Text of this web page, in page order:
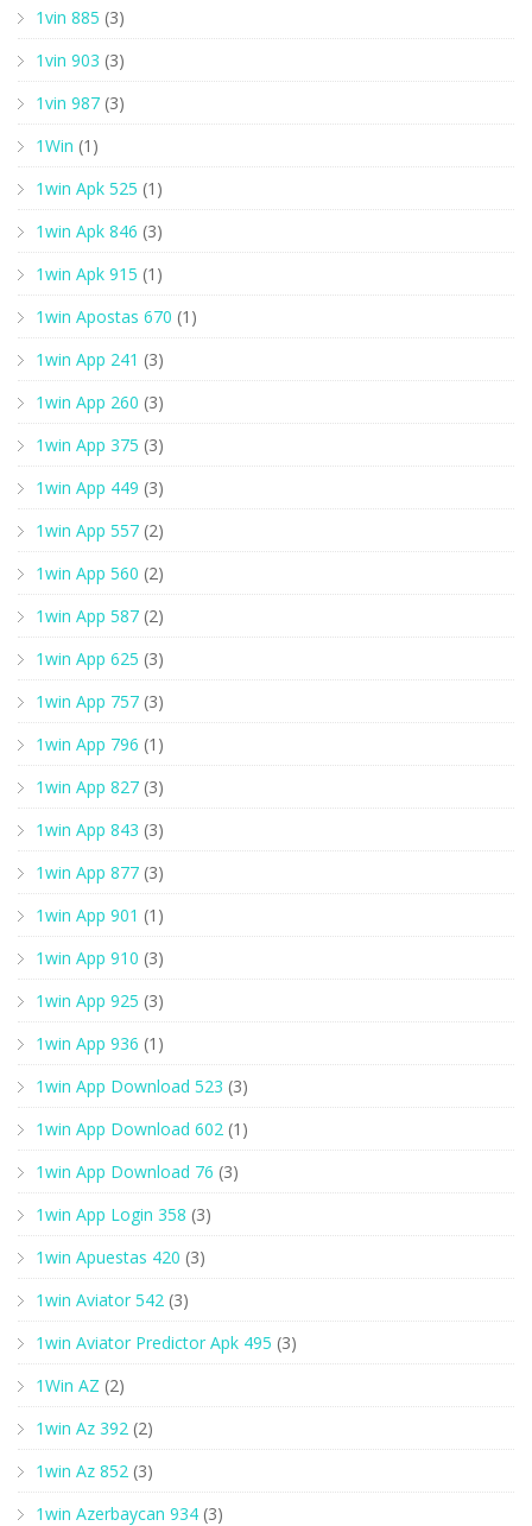
1vin 885 (3)
1vin 903 (3)
1vin 987 (3)
1Win (1)
1win Apk 525 (1)
1win Apk 846 (3)
1win Apk 915 (1)
1win Apostas 670 (1)
1win App 241 (3)
1win App 260 (3)
1win App 375 (3)
1win App 449 (3)
1win App 557 (2)
1win App 560 (2)
1win App 587 (2)
1win App 625 (3)
1win App 757 (3)
1win App 796 (1)
1win App 827 (3)
1win App 843 (3)
1win App 877 (3)
1win App 901 (1)
1win App 910 (3)
1win App 925 (3)
1win App 936 (1)
1win App Download 523 (3)
1win App Download 602 (1)
1win App Download 76 (3)
1win App Login 358 (3)
1win Apuestas 420 (3)
1win Aviator 542 (3)
1win Aviator Predictor Apk 495 (3)
1Win AZ (2)
1win Az 392 (2)
1win Az 852 (3)
1win Azerbaycan 934 (3)